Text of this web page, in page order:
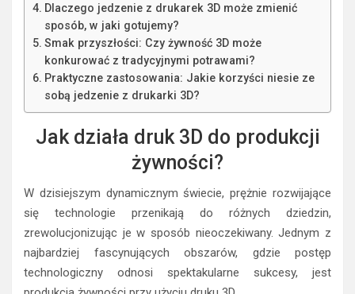
Dlaczego jedzenie z drukarek 3D może zmienić
sposób, w jaki gotujemy?
Smak przyszłości: Czy żywność 3D może
konkurować z tradycyjnymi potrawami?
Praktyczne zastosowania: Jakie korzyści niesie ze
sobą jedzenie z drukarki 3D?
Jak działa druk 3D do produkcji
żywności?
W dzisiejszym dynamicznym świecie, prężnie rozwijające
się technologie przenikają do różnych dziedzin,
zrewolucjonizując je w sposób nieoczekiwany. Jednym z
najbardziej fascynujących obszarów, gdzie postęp
technologiczny odnosi spektakularne sukcesy, jest